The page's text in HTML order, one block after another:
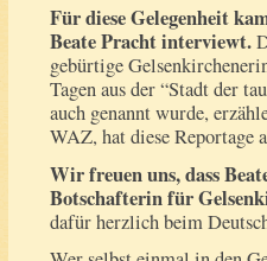
Für diese Gelegenheit
Beate Pracht interviewt.
gebürtige
Tagen aus der “Stadt der
auch genannt wurde,
WAZ, hat diese Reportage
Wir freuen uns, dass
Botschafterin für
dafür herzlich beim